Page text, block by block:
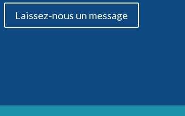
Laissez-nous un message